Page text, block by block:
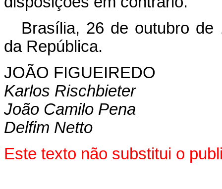
Brasília, 26 de outubro de
da República.
JOÃO FIGUEIREDO
Karlos Rischbieter
João Camilo Pena
Delfim Netto
Este texto não substitui o